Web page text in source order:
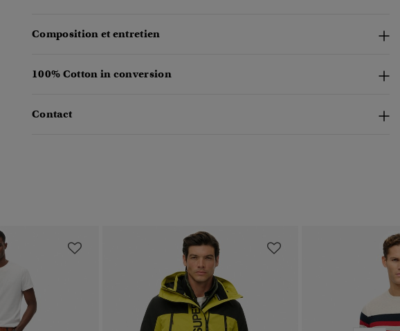
Composition et entretien
100% Cotton in conversion
Contact